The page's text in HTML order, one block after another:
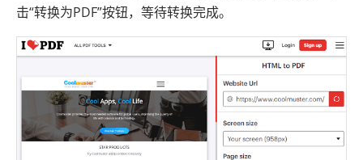
击“转换为PDF”按钮，等待转换完成。